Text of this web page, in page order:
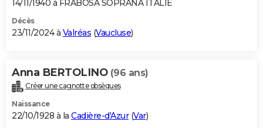
14/11/1940 à FRABOSA SOPRANA ITALIE
Décès
23/11/2024 à Valréas (Vaucluse)
Anna BERTOLINO (96 ans)
Créer une cagnotte obsèques
Naissance
22/10/1928 à la Cadière-d'Azur(Var)